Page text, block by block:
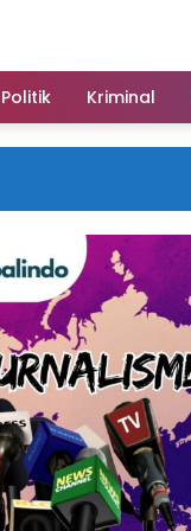
Politik Kriminal